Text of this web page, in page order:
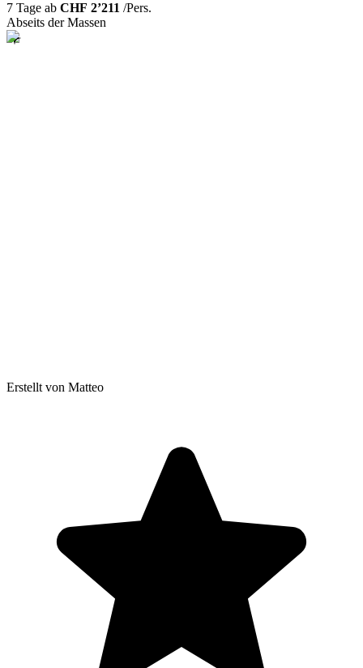
7 Tage ab CHF 2’211 /Pers.
Abseits der Massen
Erstellt von Matteo